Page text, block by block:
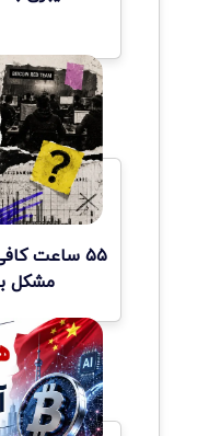
۵۵ ساعت
مشکل